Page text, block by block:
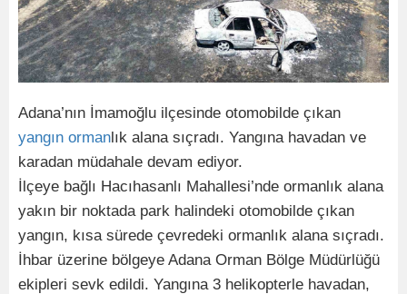
Adana’nın İmamoğlu ilçesinde otomobilde çıkan
yangın ormanlık alana sıçradı. Yangına havadan ve
karadan müdahale devam ediyor.
İlçeye bağlı Hacıhasanlı Mahallesi’nde ormanlık alana
yakın bir noktada park halindeki otomobilde çıkan
yangın, kısa sürede çevredeki ormanlık alana sıçradı.
İhbar üzerine bölgeye Adana Orman Bölge Müdürlüğü
ekipleri sevk edildi. Yangına 3 helikopterle havadan,